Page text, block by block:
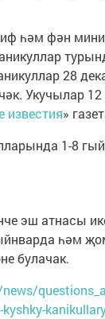
һәм фән
28
Укучылар 12
известия»
1-8
эш атнасы
һәм
булачак.